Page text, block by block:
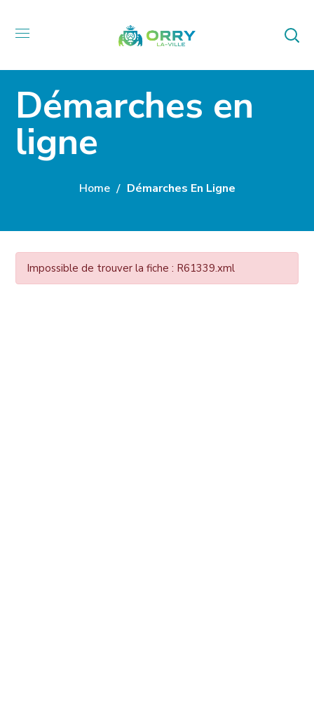
Démarches en
ligne
Home Démarches En Ligne
Impossible de trouver la fiche : R61339.xml